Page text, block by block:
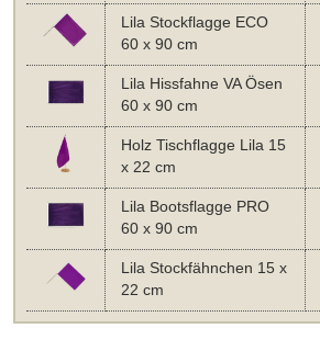
Lila Stockflagge ECO
60 x 90 cm
Lila Hissfahne VA Ösen
60 x 90 cm
Holz Tischflagge Lila 15
x 22 cm
Lila Bootsflagge PRO
60 x 90 cm
Lila Stockfähnchen 15 x
22 cm